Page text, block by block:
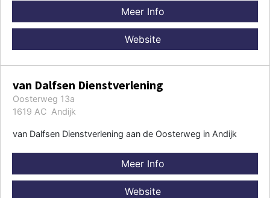
Meer Info
Website
van Dalfsen Dienstverlening
Oosterweg 13a
1619 AC Andijk
van Dalfsen Dienstverlening aan de Oosterweg in Andijk
Meer Info
Website